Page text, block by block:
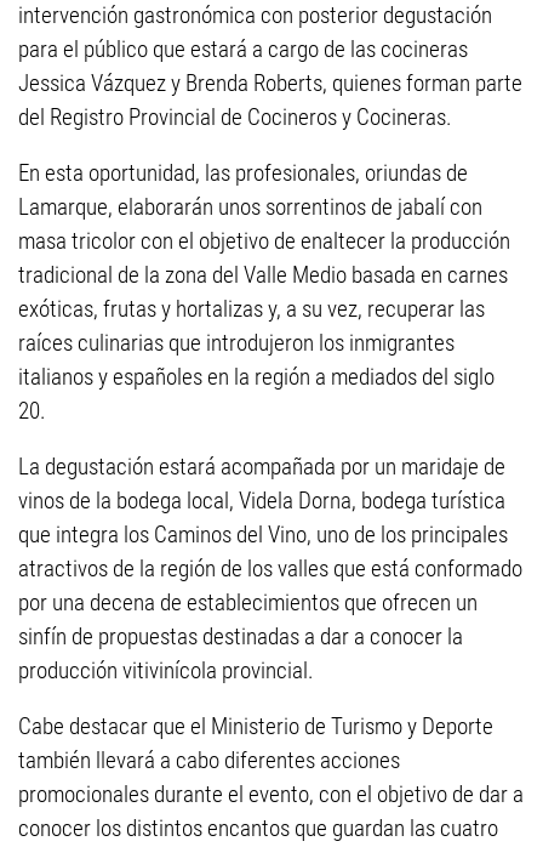
intervención gastronómica con posterior degustación
para el público que estará a cargo de las cocineras
Jessica Vázquez y Brenda Roberts, quienes forman parte
del Registro Provincial de Cocineros y Cocineras.
En esta oportunidad, las profesionales, oriundas de
Lamarque, elaborarán unos sorrentinos de jabalí con
masa tricolor con el objetivo de enaltecer la producción
tradicional de la zona del Valle Medio basada en carnes
exóticas, frutas y hortalizas y, a su vez, recuperar las
raíces culinarias que introdujeron los inmigrantes
italianos y españoles en la región a mediados del siglo
20.
La degustación estará acompañada por un maridaje de
vinos de la bodega local, Videla Dorna, bodega turística
que integra los Caminos del Vino, uno de los principales
atractivos de la región de los valles que está conformado
por una decena de establecimientos que ofrecen un
sinfín de propuestas destinadas a dar a conocer la
producción vitivinícola provincial.
Cabe destacar que el Ministerio de Turismo y Deporte
también llevará a cabo diferentes acciones
promocionales durante el evento, con el objetivo de dar a
conocer los distintos encantos que guardan las cuatro